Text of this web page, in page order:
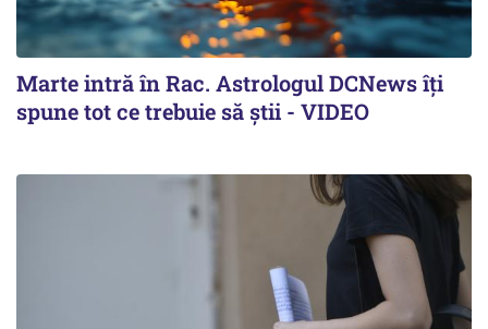
Marte intră în Rac. Astrologul DCNews îți
spune tot ce trebuie să știi - VIDEO